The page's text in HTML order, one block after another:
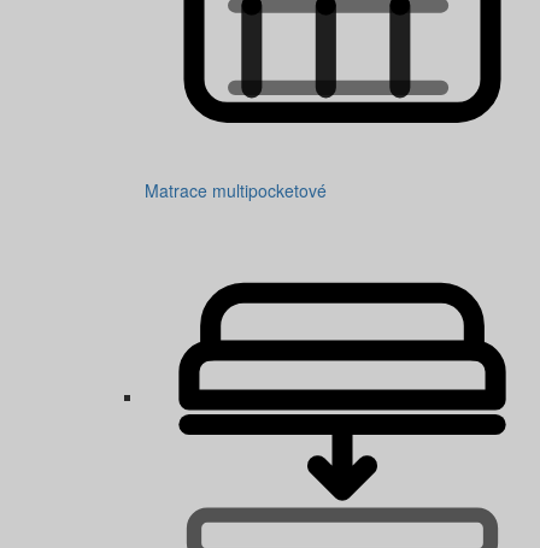
Matrace multipocketové